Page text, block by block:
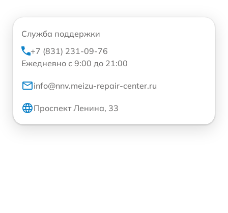
Служба поддержки
+7 (831) 231-09-76
Ежедневно с 9:00 до 21:00
info@nnv.meizu-repair-center.ru
Проспект Ленина, 33